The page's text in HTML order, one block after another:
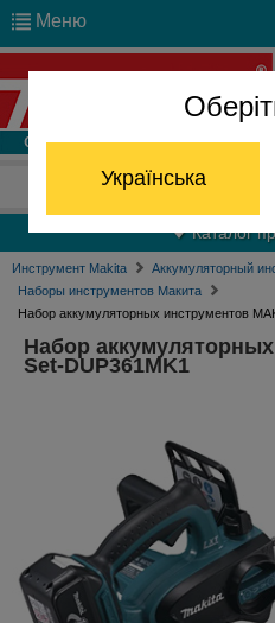
Українська
Меню
Отдел запчастей:
Каталог
Инструмент Makita
Аккумуляторный
Наборы инструментов Макита
Набор аккумуляторных инструментов
Набор
Set-DUP361MK1